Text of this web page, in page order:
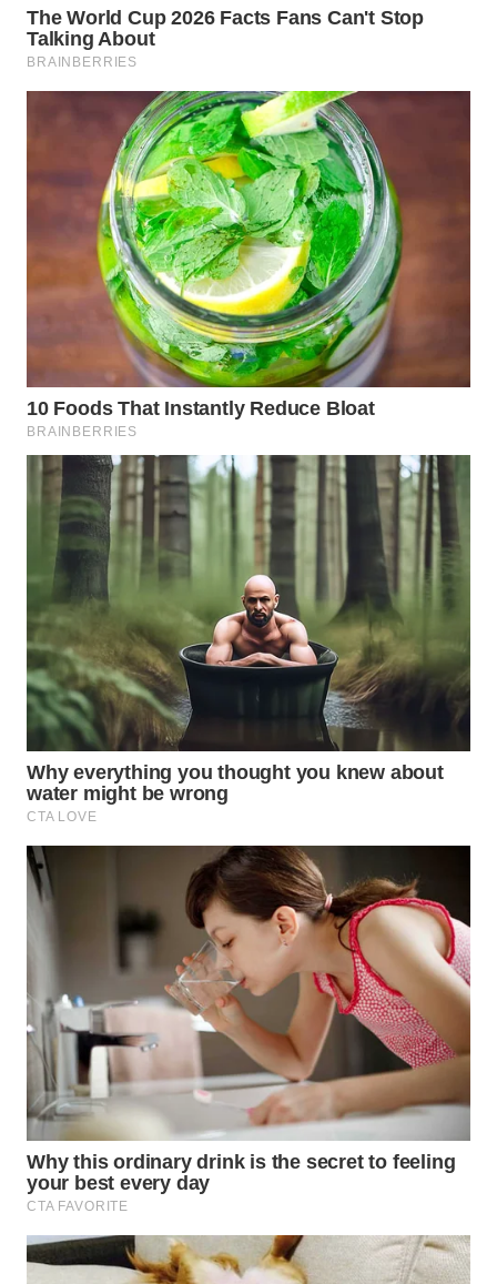
TINGGI
KARAWANG
WN
WN
DEPOK
WN
TAPANULI
UTARA
WN
SAMOSIR
WN
PADANG
LAWAS
WN
SUMEDANG
CIANJUR
KEPULAUAN
SERIBU
WN
TANGERANG
WN
BINJAI
CIREBON